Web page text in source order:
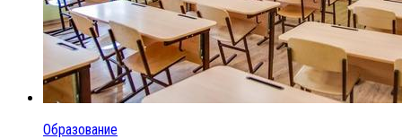
Образование